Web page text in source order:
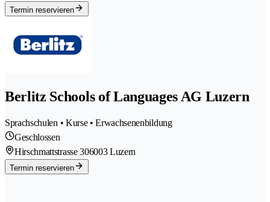
Termin reservieren
Berlitz Schools of Languages AG Luzern
Sprachschulen • Kurse • Erwachsenenbildung
Geschlossen
Hirschmattstrasse 306003 Luzern
Termin reservieren